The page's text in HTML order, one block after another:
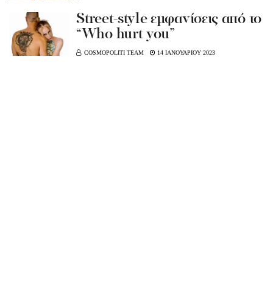
Street-style εμφανίσεις από το
“Who hurt you”
COSMOPOLITI TEAM 14 ΙΑΝΟΥΑΡΙΟΥ 2023